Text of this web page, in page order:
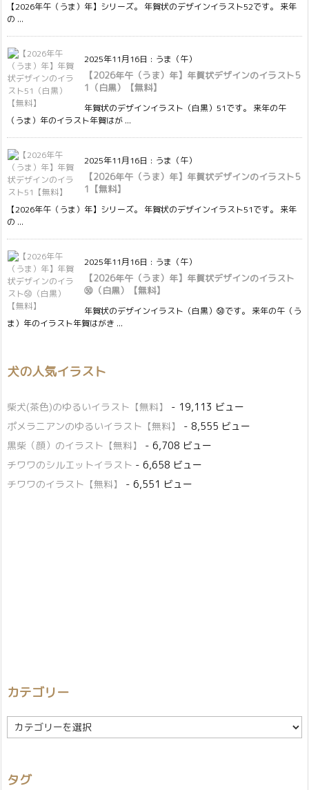
【2026年午（うま）年】シリーズ。 年賀状のデザインイラスト52です。 来年
の ...
2025年11月16日 : うま（午）
【2026年午（うま）年】年賀状デザインのイラスト5
1（白黒）【無料】
年賀状のデザインイラスト（白黒）51です。 来年の午
（うま）年のイラスト年賀はが ...
2025年11月16日 : うま（午）
【2026年午（うま）年】年賀状デザインのイラスト5
1【無料】
【2026年午（うま）年】シリーズ。 年賀状のデザインイラスト51です。 来年
の ...
2025年11月16日 : うま（午）
【2026年午（うま）年】年賀状デザインのイラスト
㊿（白黒）【無料】
年賀状のデザインイラスト（白黒）㊿です。 来年の午（う
ま）年のイラスト年賀はがき ...
犬の人気イラスト
柴犬(茶色)のゆるいイラスト【無料】
- 19,113 ビュー
ポメラニアンのゆるいイラスト【無料】
- 8,555 ビュー
黒柴（顔）のイラスト【無料】
- 6,708 ビュー
チワワのシルエットイラスト - 6,658 ビュー
チワワのイラスト【無料】
- 6,551 ビュー
カテゴリー
カ
テ
ー
タグ